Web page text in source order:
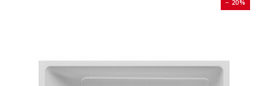
− 20%